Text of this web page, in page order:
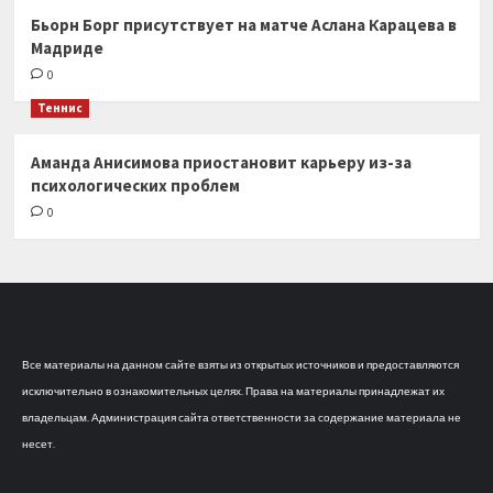
Бьорн Борг присутствует на матче Аслана Карацева в
Мадриде
0
Теннис
Аманда Анисимова приостановит карьеру из-за
психологических проблем
0
Все материалы на данном сайте взяты из открытых источников и предоставляются
исключительно в ознакомительных целях. Права на материалы принадлежат их
владельцам. Администрация сайта ответственности за содержание материала не
несет.